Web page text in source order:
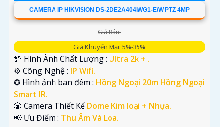
CAMERA IP HIKVISION DS-2DE2A404IWG1-E/W PTZ 4MP
Giá Bán:
Giá Khuyến Mại: 5%-35%
💯 Hình Ành Chất Lượng : Ultra 2k + .
⚙ Công Nghệ : IP Wifi.
✪ Hình ảnh ban đêm : Hồng Ngoại 20m Hồng Ngoại
Smart IR.
🎲 Camera Thiết Kế Dome Kim loại + Nhựa.
️📢 Ưu Điểm : Thu Âm Và Loa.